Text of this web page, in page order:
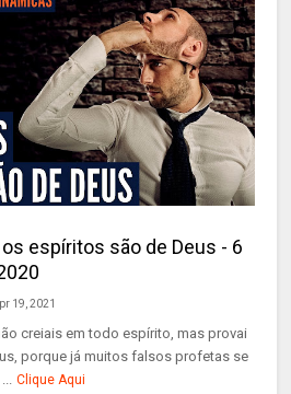
espíritos são de Deus - 6
19, 2021
creiais em todo espírito, mas provai
porque já muitos falsos profetas se
Clique Aqui